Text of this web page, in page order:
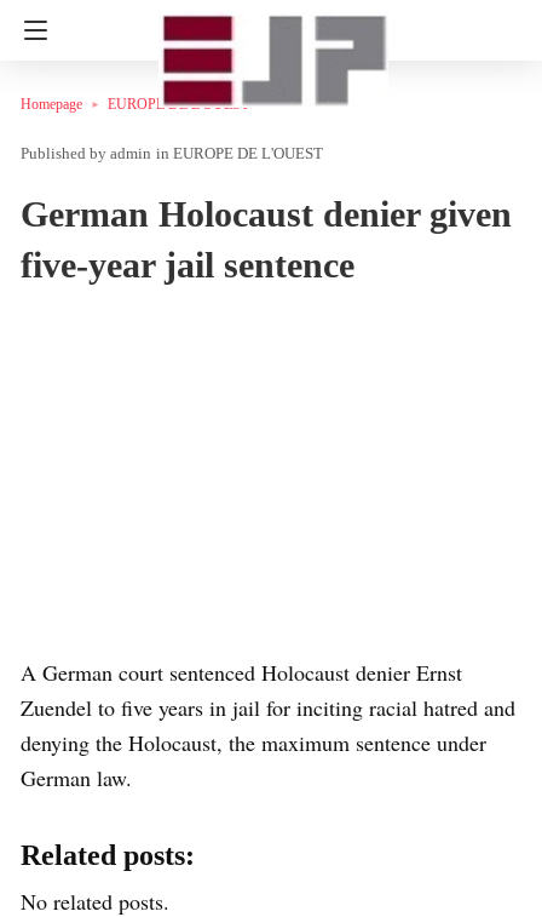
Homepage EUROPE DE L'OUEST
admin in EUROPE DE L'OUEST
German Holocaust denier given
five-year jail sentence
A German court sentenced Holocaust denier Ernst
Zuendel to five years in jail for inciting racial hatred and
denying the Holocaust, the maximum sentence under
German law.
Related posts:
No related posts.